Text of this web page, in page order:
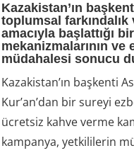
Kazakistan’ın
toplumsal
amacıyla başlattığı
mekanizmalarının
müdahalesi sonucu
Kazakistan’ın başkenti
Kur’an’dan bir sureyi
ücretsiz kahve verme
kampanya, yetkililerin